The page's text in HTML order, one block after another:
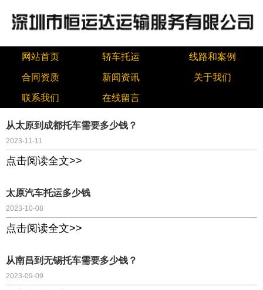
网站首页 轿车托运 线路和案例
合同资质 新闻资讯 关于我们
联系我们 在线留言
从太原到成都托车需要多少钱？
2023-11-11
点击阅读全文>>
太原汽车托运多少钱
2023-10-08
点击阅读全文>>
从南昌到无锡托车需要多少钱？
2023-09-09